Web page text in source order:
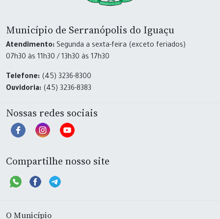
Município de Serranópolis do Iguaçu
Atendimento: Segunda a sexta-feira (exceto feriados)
07h30 às 11h30 / 13h30 às 17h30
Telefone: (45) 3236-8300
Ouvidoria: (45) 3236-8383
Nossas redes sociais
Compartilhe nosso site
O Município